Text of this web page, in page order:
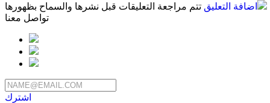
اضافة التعليق تتم مراجعة التعليقات قبل نشرها والسماح بظهورها
تواصل معنا
اشترك